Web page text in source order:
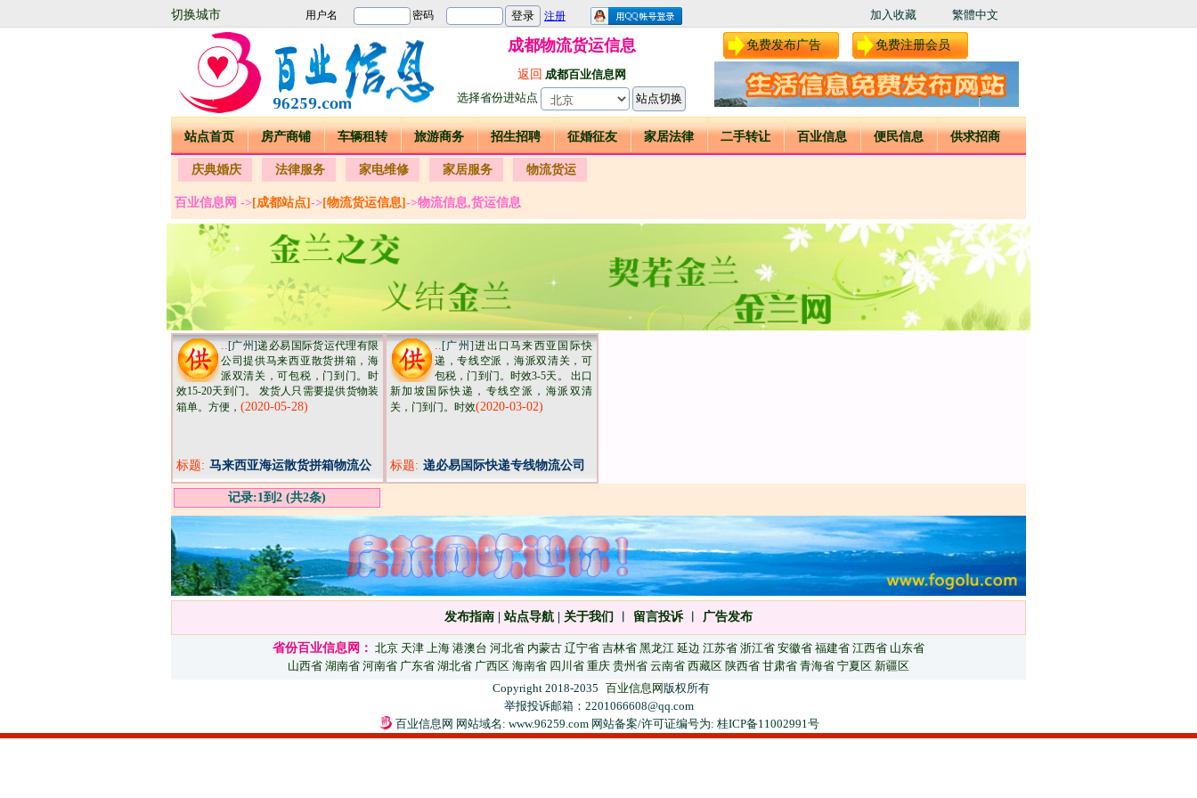
加入收藏 繁體中文
切换城市
免费发布广告 免费注册会员
成都物流货运信息
返回 成都百业信息网
选择省份进站点
站点首页 房产商铺 车辆租转 旅游商务 招生招聘 征婚征友 家居法律 二手转让 百业信息 便民信息 供求招商
庆典婚庆 法律服务 家电维修 家居服务 物流货运
百业信息网 -> [成都站点] -> [物流货运信息] ->物流信息,货运信息
..[广州]递必易国际货运代理有限
公司提供马来西亚散货拼箱，海
派双清关，可包税，门到门。时
效15-20天到门。 发货人只需要提供货物装
箱单。方便， (2020-05-28)
标题: 马来西亚海运散货拼箱物流公
司
..[广州]进出口马来西亚国际快
递，专线空派，海派双清关，可
包税，门到门。时效3-5天。 出口
新加坡国际快递，专线空派，海派双清
关，门到门。时效(2020-03-02)
标题: 递必易国际快递专线物流公司
记录:1到2 (共2条)
发布指南 站点导航 关于我们 留言投诉 广告发布
省份百业信息网： 北京 天津 上海 港澳台 河北省 内蒙古 辽宁省 吉林省 黑龙江 延边 江苏省 浙江省 安徽省 福建省 江西省 山东省
山西省 湖南省 河南省 广东省 湖北省 广西区 海南省 四川省 重庆 贵州省 云南省 西藏区 陕西省 甘肃省 青海省 宁夏区 新疆区
Copyright 2018-2035 百业信息网 版权所有
举报投诉邮箱：2201066608@qq.com
百业信息网 网站域名: www.96259.com 网站备案/许可证编号为: 桂ICP备11002991号